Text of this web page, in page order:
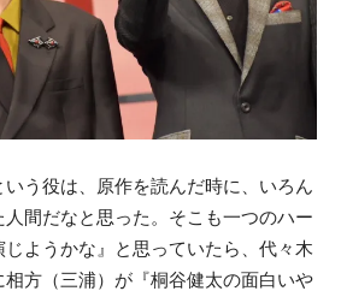
う役は、原作を読んだ時に、いろん
間だなと思った。そこも一つのハー
じようかな』と思っていたら、代々木
方（三浦）が『桐谷健太の面白いや